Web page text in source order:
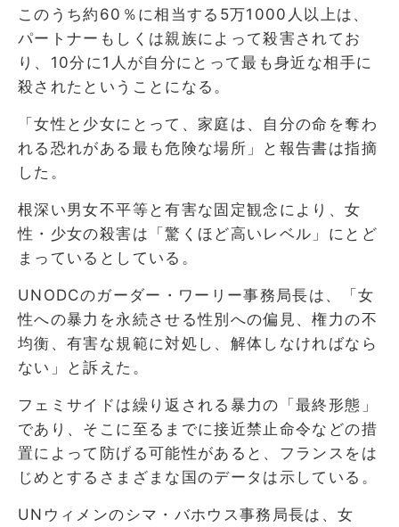
このうち約60％に相当する5万1000人以上は、
パートナーもしくは親族によって殺害されてお
り、10分に1人が自分にとって最も身近な相手に
殺されたということになる。
「女性と少女にとって、家庭は、自分の命を奪わ
れる恐れがある最も危険な場所」と報告書は指摘
した。
根深い男女不平等と有害な固定観念により、女
性・少女の殺害は「驚くほど高いレベル」にとど
まっているとしている。
UNODCのガーダー・ワーリー事務局長は、「女
性への暴力を永続させる性別への偏見、権力の不
均衡、有害な規範に対処し、解体しなければなら
ない」と訴えた。
フェミサイドは繰り返される暴力の「最終形態」
であり、そこに至るまでに接近禁止命令などの措
置によって防げる可能性があると、フランスをは
じめとするさまざまな国のデータは示している。
UNウィメンのシマ・バホウス事務局長は、女